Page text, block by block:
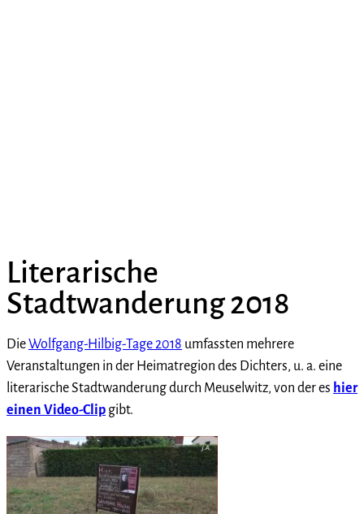
Literarische
Stadtwanderung 2018
DieWolfgang-Hilbig-Tage 2018 umfassten mehrere
Veranstaltungen in der Heimatregion des Dichters, u. a. eine
literarische Stadtwanderung durch Meuselwitz, von der es hier
einen Video-Clip gibt.